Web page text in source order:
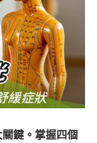
鍵。掌握四個